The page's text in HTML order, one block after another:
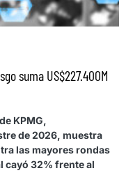
suma US$227.400M
KPMG,
de 2026, muestra
las mayores rondas
cayó 32% frente al